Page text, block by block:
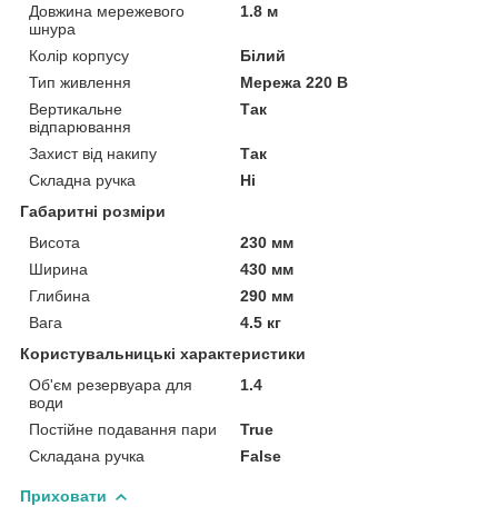
Довжина мережевого
шнура
1.8 м
Колір корпусу
Білий
Тип живлення
Мережа 220 В
Вертикальне
відпарювання
Так
Захист від накипу
Так
Складна ручка
Ні
Габаритні розміри
Висота
230 мм
Ширина
430 мм
Глибина
290 мм
Вага
4.5 кг
Користувальницькі характеристики
Об'єм резервуара для
води
1.4
Постійне подавання пари
True
Складана ручка
False
Приховати